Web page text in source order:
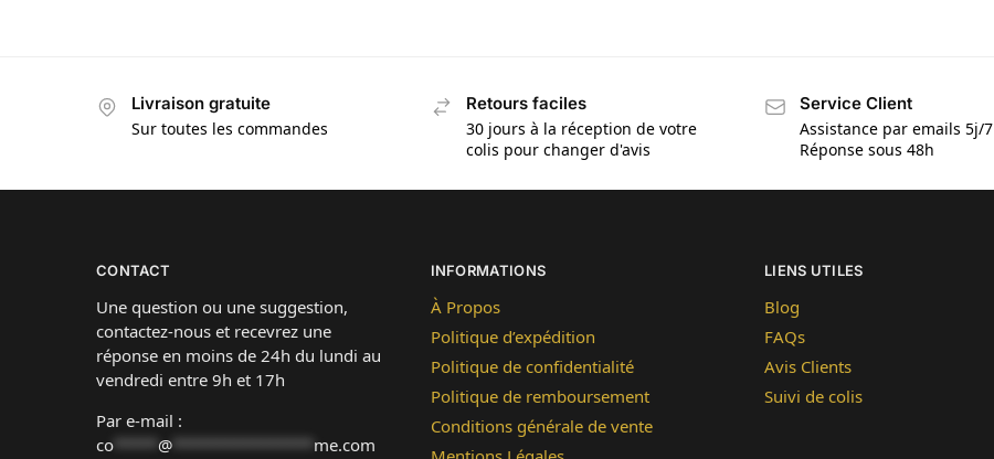
Livraison gratuite
Sur toutes les commandes
Retours faciles
30 jours à la réception de votre
colis pour changer d'avis
Service Client
Assistance par emails 5j/7
Réponse sous 48h
CONTACT
Une question ou une suggestion,
contactez-nous et recevrez une
réponse en moins de 24h du lundi au
vendredi entre 9h et 17h
Par e-mail :
co
@ me.com
INFORMATIONS
À Propos
Politique d’expédition
Politique de confidentialité
Politique de remboursement
Conditions générale de vente
LIENS UTILES
Blog
FAQs
Avis Clients
Suivi de colis